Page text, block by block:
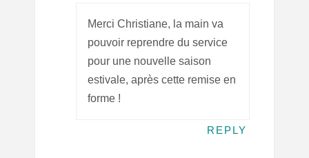
Merci Christiane, la main va
pouvoir reprendre du service
pour une nouvelle saison
estivale, après cette remise en
forme !
REPLY